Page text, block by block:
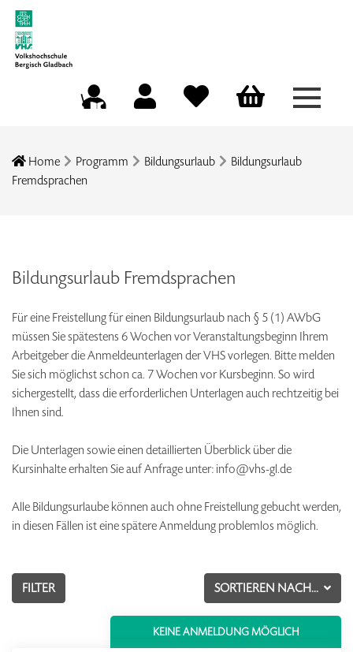
Menü
Home Programm Bildungsurlaub
Bildungsurlaub
Fremdsprachen
Bildungsurlaub Fremdsprachen
Für eine Freistellung für einen Bildungsurlaub nach § 5 (1) AWbG
müssen Sie spätestens 6 Wochen vor Veranstaltungsbeginn Ihrem
Arbeitgeber die Anmeldeunterlagen der VHS vorlegen. Bitte melden
Sie sich möglichst schon ca. 7 Wochen vor Kursbeginn. So wird
sichergestellt, dass die erforderlichen Unterlagen auch rechtzeitig bei
Ihnen sind.
Die Unterlagen sowie einen detaillierten Überblick über die
Kursinhalte erhalten Sie auf Anfrage unter: info@vhs-gl.de
Alle Bildungsurlaube können auch ohne Freistellung gebucht werden,
in diesen Fällen ist eine spätere Anmeldung problemlos möglich.
SORTIEREN NACH...
FILTER
KEINE ANMELDUNG MÖGLICH